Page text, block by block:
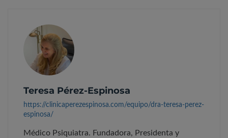
Teresa Pérez-Espinosa
https://clinicaperezespinosa.com/equipo/dra-teresa-perez-
espinosa/
Médico Psiquiatra. Fundadora, Presidenta y